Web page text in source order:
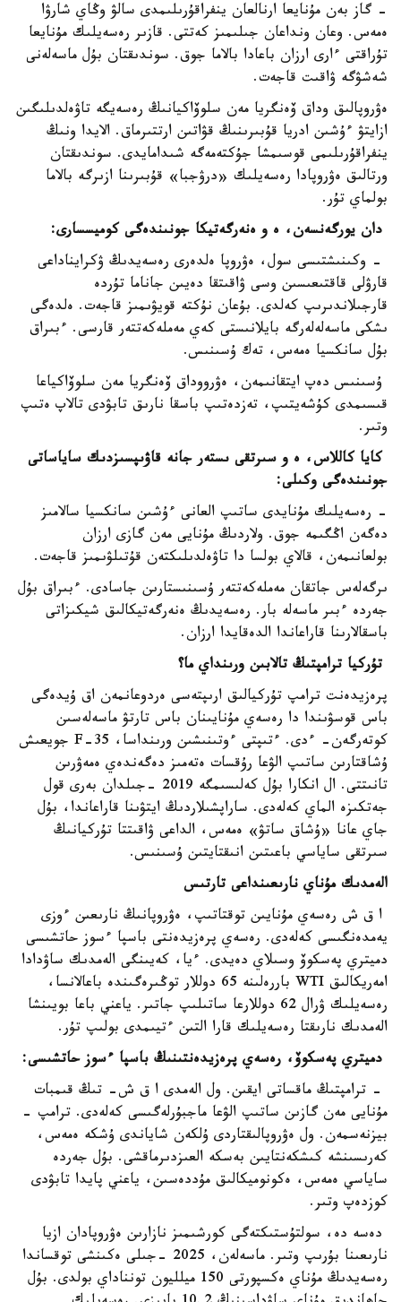
- گاز بەن مۇنايعا ارنالعان ينفراقۇرىلىمدى سالۋ وڭاي شارۋا
ەمەس. وعان ونداعان جىلىمىز كەتتى. قازىر رەسەيلىك مۇنايعا
تۇراقتى ءارى ارزان باعادا بالاما جوق. سوندىقتان بۇل ماسەلەنى
شەشۋگە ۋاقىت قاجەت.
ەۋروپالىق وداق ۆەنگريا مەن سلوۆاكيانىڭ رەسەيگە تاۋەلدىلىگىن
ازايتۋ ءۇشىن ادريا قۇبىرىنىڭ قۋاتىن ارتتىرماق. الايدا ونىڭ
ينفراقۇرىلىمى قوسىمشا جۇكتەمەگە شىدامايدى. سوندىقتان
ورتالىق ەۋروپادا رەسەيلىك «درۋجبا» قۇبىرىنا ازىرگە بالاما
بولماي تۇر.
دان يورگەنسەن، ە و ەنەرگەتيكا جونىندەگى كوميسسارى:
- وكىنىشتىسى سول، ەۋروپا ەلدەرى رەسەيدىڭ ۋكرايناداعى
قارۋلى قاقتىعىسىن وسى ۋاقىتقا دەيىن جاناما تۇردە
قارجىلاندىرىپ كەلدى. بۇعان نۇكتە قويۋىمىز قاجەت. ەلدەگى
ىشكى ماسەلەلەرگە بايلانىستى كەي مەملەكەتتەر قارسى. ءبىراق
بۇل سانكسيا ەمەس، تەك ۇسىنىس.
ۇسىنىس دەپ ايتقانىمەن، ەۋرووداق ۆەنگريا مەن سلوۆاكياعا
قىسىمدى كۇشەيتىپ، تەزدەتىپ باسقا نارىق تابۋدى تالاپ ەتىپ
وتىر.
كايا كاللاس، ە و سىرتقى ىستەر جانە قاۋىپسىزدىك ساياساتى
جونىندەگى وكىلى:
- رەسەيلىك مۇنايدى ساتىپ العانى ءۇشىن سانكسيا سالامىز
دەگەن اڭگىمە جوق. ولاردىڭ مۇنايى مەن گازى ارزان
بولعانىمەن، قالاي بولسا دا تاۋەلدىلىكتەن قۇتىلۋىمىز قاجەت.
ىرگەلەس جاتقان مەملەكەتتەر ۇسىنىستارىن جاسادى. ءبىراق بۇل
جەردە ءبىر ماسەلە بار. رەسەيدىڭ ەنەرگەتيكالىق شيكىزاتى
باسقالارىنا قاراعاندا الدەقايدا ارزان.
تۇركيا ترامپتىڭ تالابىن ورىنداي ما؟
پرەزيدەنت ترامپ تۇركيالىق ارىپتەسى ەردوعانمەن اق ۇيدەگى
باس قوسۋىندا دا رەسەي مۇنايىنان باس تارتۋ ماسەلەسىن
كوتەرگەن- ءدى. ءتىپتى ءوتىنىشىن ورىنداسا، F-35 جويعىش
ۇشاقتارىن ساتىپ الۋعا رۇقسات ەتەمىز دەگەندەي ەمەۋرىن
تانىتتى. ال انكارا بۇل كەلىسىمگە 2019 -جىلدان بەرى قول
جەتكىزە الماي كەلەدى. ساراپشىلاردىڭ ايتۋىنا قاراعاندا، بۇل
جاي عانا «ۇشاق ساتۋ» ەمەس، الداعى ۋاقىتتا تۇركيانىڭ
سىرتقى ساياسي باعىتىن انىقتايتىن ۇسىنىس.
الەمدىك مۇناي نارىعىنداعى تارتىس
ا ق ش رەسەي مۇنايىن توقتاتىپ، ەۋروپانىڭ نارىعىن ءوزى
يەمدەنگىسى كەلەدى. رەسەي پرەزيدەنتى باسپا ءسوز حاتشىسى
دميتري پەسكوۆ وسىلاي دەيدى. ءيا، كەيىنگى الەمدىك ساۋدادا
امەريكالىق WTI باررەلىنە 65 دوللار توڭىرەگىندە باعالانسا،
رەسەيلىك ۋرال 62 دوللارعا ساتىلىپ جاتىر. ياعني باعا بويىنشا
الەمدىك نارىقتا رەسەيلىك قارا التىن ءتيىمدى بولىپ تۇر.
دميتري پەسكوۆ، رەسەي پرەزيدەنتىنىڭ باسپا ءسوز حاتشىسى:
- ترامپتىڭ ماقساتى ايقىن. ول الەمدى ا ق ش- تىڭ قىمبات
مۇنايى مەن گازىن ساتىپ الۋعا ماجبۇرلەگىسى كەلەدى. ترامپ -
بيزنەسمەن. ول ەۋروپالىقتاردى ۇلكەن شاياندى ۇشكە ەمەس،
كەرىسىنشە كىشكەنتايىن بەسكە العىزدىرماقشى. بۇل جەردە
ساياسي ەمەس، ەكونوميكالىق مۇددەسىن، ياعني پايدا تابۋدى
كوزدەپ وتىر.
دەسە دە، سولتۇستىكتەگى كورشىمىز نازارىن ەۋروپادان ازيا
نارىعىنا بۇرىپ وتىر. ماسەلەن، 2025 -جىلى ەكىنشى توقساندا
رەسەيدىڭ مۇناي ەكسپورتى 150 ميلليون تونناداي بولدى. بۇل